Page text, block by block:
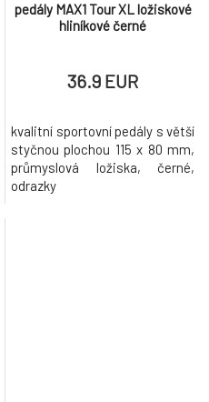
pedály MAX1 Tour XL ložiskové
hliníkové černé
36.9 EUR
kvalitní sportovní pedály s větší
styčnou plochou 115 x 80 mm,
průmyslová ložiska, černé,
odrazky